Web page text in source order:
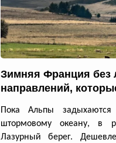
Зимняя Франция
направлений,
Пока Альпы
штормовому океану, в
Лазурный берег.